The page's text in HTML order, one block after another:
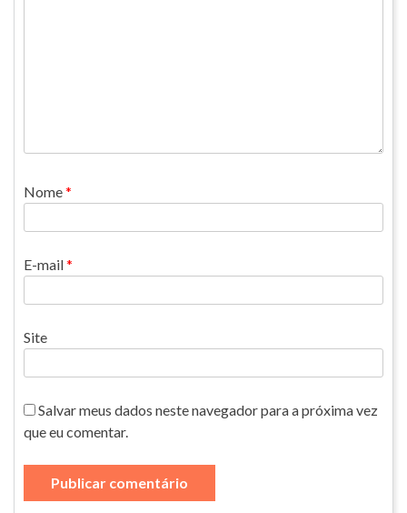
Nome*
E-mail*
Site
Salvar meus dados neste navegador para a próxima vez
que eu comentar.